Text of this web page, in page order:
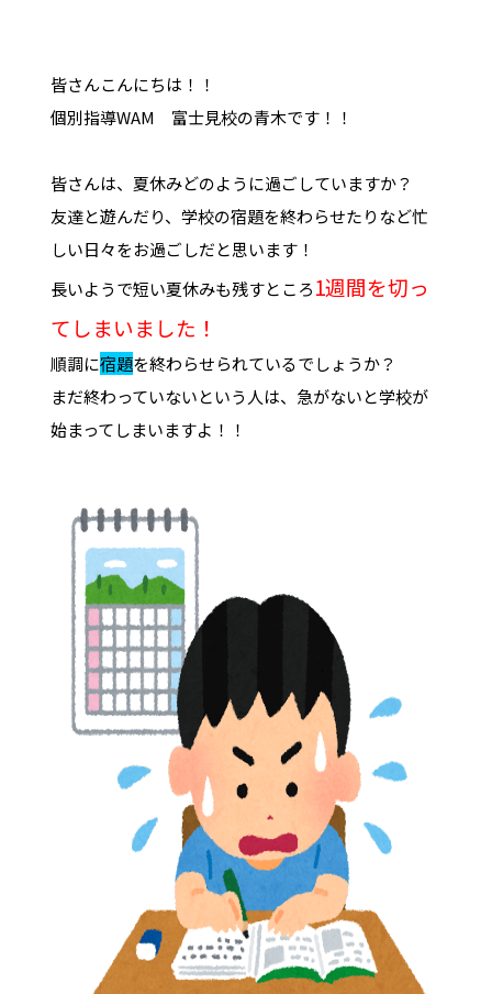
皆さんこんにちは！！
個別指導WAM 富士見校の青木です！！
皆さんは、夏休みどのように過ごしていますか？
友達と遊んだり、学校の宿題を終わらせたりなど忙
しい日々をお過ごしだと思います！
長いようで短い夏休みも残すところ1週間を切っ
てしまいました！
順調に宿題を終わらせられているでしょうか？
まだ終わっていないという人は、急がないと学校が
始まってしまいますよ！！